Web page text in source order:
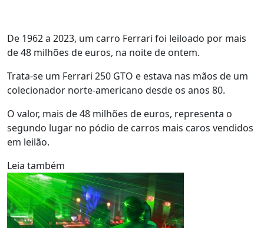
De 1962 a 2023, um carro Ferrari foi leiloado por mais
de 48 milhões de euros, na noite de ontem.
Trata-se um Ferrari 250 GTO e estava nas mãos de um
colecionador norte-americano desde os anos 80.
O valor, mais de 48 milhões de euros, representa o
segundo lugar no pódio de carros mais caros vendidos
em leilão.
Leia também